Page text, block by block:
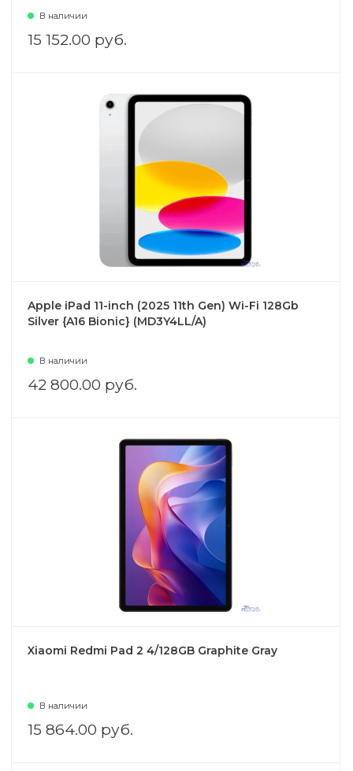
В наличии
15 152.00 руб.
Apple iPad 11-inch (2025 11th Gen) Wi-Fi 128Gb
Silver {A16 Bionic} (MD3Y4LL/A)
В наличии
42 800.00 руб.
Xiaomi Redmi Pad 2 4/128GB Graphite Gray
В наличии
15 864.00 руб.